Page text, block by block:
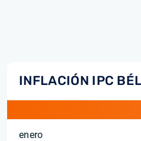
INFLACIÓN IPC
enero